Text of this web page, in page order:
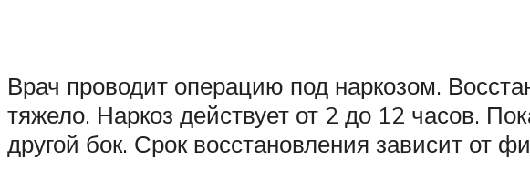
Врач проводит операцию под наркозом.
тяжело. Наркоз действует от 2 до 12 часов.
другой бок. Срок восстановления зависит от